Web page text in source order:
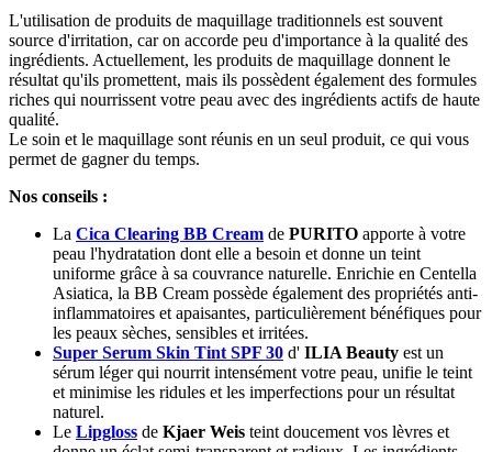
L'utilisation de produits de maquillage traditionnels est souvent
source d'irritation, car on accorde peu d'importance à la qualité des
ingrédients. Actuellement, les produits de maquillage donnent le
résultat qu'ils promettent, mais ils possèdent également des formules
riches qui nourrissent votre peau avec des ingrédients actifs de haute
qualité.
Le soin et le maquillage sont réunis en un seul produit, ce qui vous
permet de gagner du temps.
Nos conseils :
La Cica Clearing BB Cream de PURITO apporte à votre
peau l'hydratation dont elle a besoin et donne un teint
uniforme grâce à sa couvrance naturelle. Enrichie en Centella
Asiatica, la BB Cream possède également des propriétés anti-
inflammatoires et apaisantes, particulièrement bénéfiques pour
les peaux sèches, sensibles et irritées.
Super Serum Skin Tint SPF 30 d' ILIA Beauty est un
sérum léger qui nourrit intensément votre peau, unifie le teint
et minimise les ridules et les imperfections pour un résultat
naturel.
Le Lipgloss de Kjaer Weis teint doucement vos lèvres et